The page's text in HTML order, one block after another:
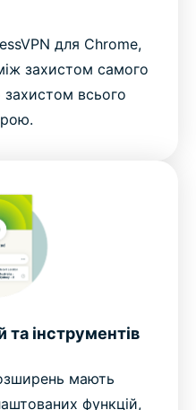
для Chrome,
захистом самого
всього
інструментів
мають
функцій,